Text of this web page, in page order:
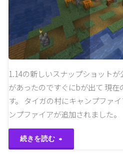
館
建
て
た"
1.14の新しいスナップショット
があったのですぐにbが出て 現
す。 タイガの村にキャンプファ
ンプファイアが追加されました
続きを読む